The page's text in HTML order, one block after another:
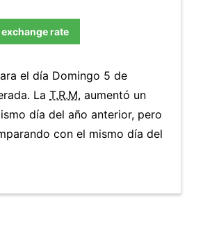
rate
el día Domingo 5 de
La T.R.M. aumentó un
día del año anterior, pero
con el mismo día del